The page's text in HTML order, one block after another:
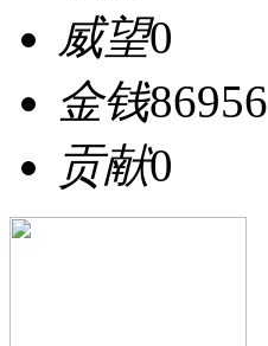
威望0
金钱86956
贡献0